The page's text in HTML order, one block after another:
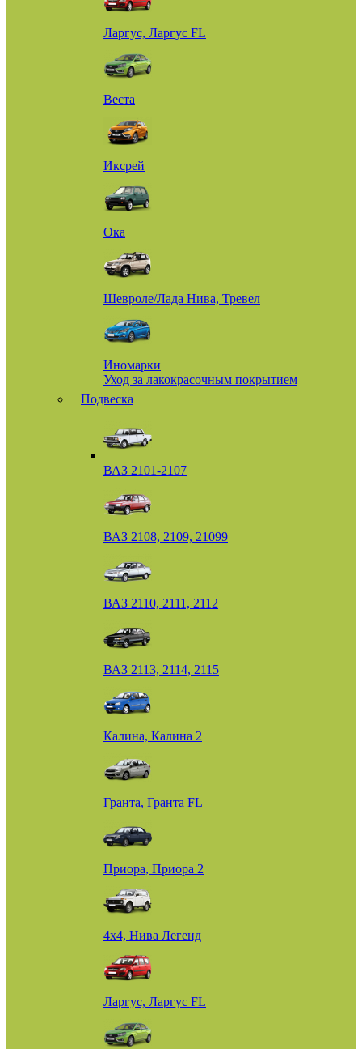
Ларгус, Ларгус FL
Веста
Иксрей
Ока
Шевроле/Лада Нива, Тревел
Иномарки
Уход за лакокрасочным покрытием
Подвеска
ВАЗ 2101-2107
ВАЗ 2108, 2109, 21099
ВАЗ 2110, 2111, 2112
ВАЗ 2113, 2114, 2115
Калина, Калина 2
Гранта, Гранта FL
Приора, Приора 2
4х4, Нива Легенд
Ларгус, Ларгус FL